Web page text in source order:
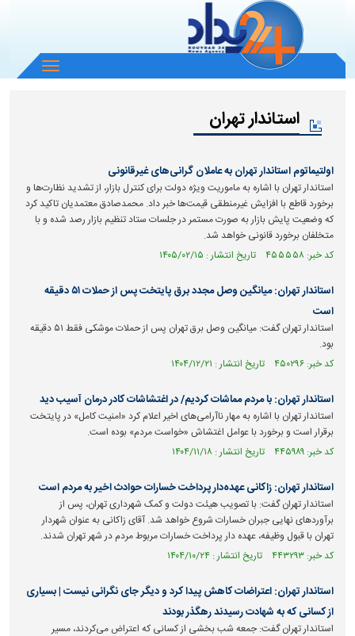
باز
و
استاندار تهران
اولتیماتوم استاندار تهران به عاملان گرانی‌های غیرقانونی
استاندار تهران با اشاره به ماموریت ویژه دولت برای کنترل بازار، از تشدید نظارت‌ها و
برخورد قاطع با افزایش غیرمنطقی قیمت‌ها خبر داد. محمدصادق معتمدیان تاکید کرد
که وضعیت پایش بازار به صورت مستمر در جلسات ستاد تنظیم بازار رصد شده و با
متخلفان برخورد قانونی خواهد شد.
کد خبر: ۴۵۵۵۵۸ تاریخ انتشار : ۱۴۰۵/۰۲/۱۵
استاندار تهران: میانگین وصل مجدد برق پایتخت پس از حملات ۵۱ دقیقه
است
استاندار تهران گفت: میانگین وصل برق تهران پس از حملات موشکی فقط ۵۱ دقیقه
بود.
کد خبر: ۴۵۰۲۹۶ تاریخ انتشار : ۱۴۰۴/۱۲/۲۱
استاندار تهران: با مردم مماشات کردیم/ در اغتشاشات کادر درمان آسیب دید
استاندار تهران با اشاره به مهار ناآرامی‌های اخیر اعلام کرد «امنیت کامل» در پایتخت
برقرار است و برخورد با عوامل اغتشاش «خواست مردم» بوده است.
کد خبر: ۴۴۵۹۸۹ تاریخ انتشار : ۱۴۰۴/۱۱/۱۸
استاندار تهران: زاکانی عهده‌دار پرداخت خسارات حوادث اخیر به مردم است
استاندار تهران گفت: با تصویب هیئت دولت و کمک شهرداری تهران، پس از
برآوردهای نهایی جبران خسارات شروع خواهد شد. آقای زاکانی به عنوان شهردار
تهران با قبول وظیفه، عهده دار پرداخت خسارات مربوط مردم در شهر تهران شدند.
کد خبر: ۴۴۳۲۹۳ تاریخ انتشار : ۱۴۰۴/۱۰/۲۴
استاندار تهران: اعتراضات کاهش پیدا کرد و دیگر جای نگرانی نیست | بسیاری
از کسانی که به شهادت رسیدند رهگذر بودند
استاندار تهران گفت: جمعه شب بخشی از کسانی که اعتراض می‌کردند، مسیر